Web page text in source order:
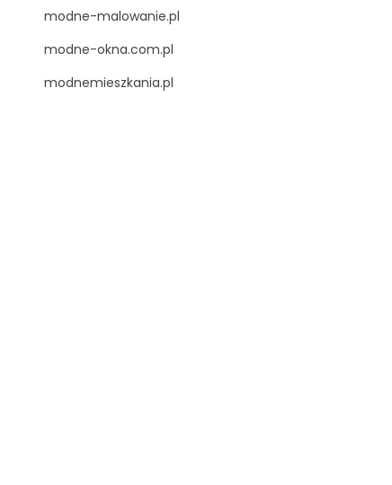
modne-malowanie.pl
modne-okna.com.pl
modnemieszkania.pl